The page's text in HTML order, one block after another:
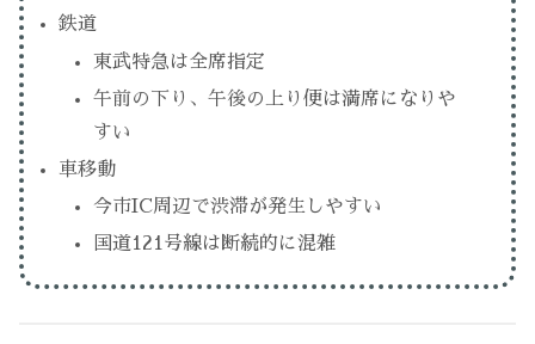
鉄道
東武特急は全席指定
午前の下り、午後の上り便は満席になりや
すい
車移動
今市IC周辺で渋滞が発生しやすい
国道121号線は断続的に混雑